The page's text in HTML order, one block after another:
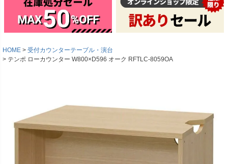
HOME
受付カウンターテーブル・演台
テンポ ローカウンター W800×D596 オーク RFTLC-8059OA